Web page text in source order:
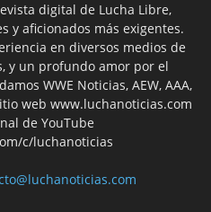
digital de Lucha Libre,
y aficionados más exigentes.
en diversos medios de
y un profundo amor por el
WWE Noticias, AEW, AAA,
web www.luchanoticias.com
de YouTube
c/luchanoticias